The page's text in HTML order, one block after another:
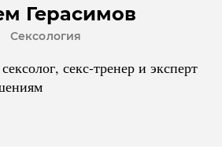
Герасимов
Сексология
секс-тренер и эксперт